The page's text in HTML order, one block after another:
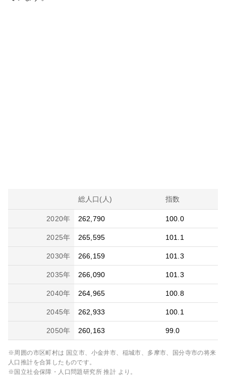
総人口(人) 指数
2020年 262,790 100.0
2025年 265,595 101.1
2030年 266,159 101.3
2035年 266,090 101.3
2040年 264,965 100.8
2045年 262,933 100.1
2050年 260,163 99.0
※周囲の市区町村は 国立市、小金井市、稲城市、多摩市、国分寺市の将来
人口推計を合算したものです。
※国立社会保障・人口問題研究所 推計 より。